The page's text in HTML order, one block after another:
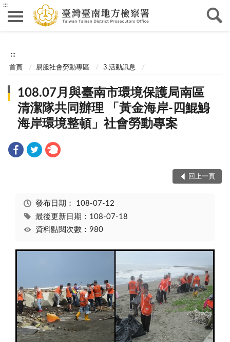
:::
:::
首頁 易服社會勞動專區 3.活動訊息
108.07月與臺南市環境保護局南區
清潔隊共同辦理 「黃金海岸-四鯤鯓
海岸環境整頓」社會勞動專案
回上一頁
發布日期： 108-07-12
最後更新日期：108-07-18
資料點閱次數：980